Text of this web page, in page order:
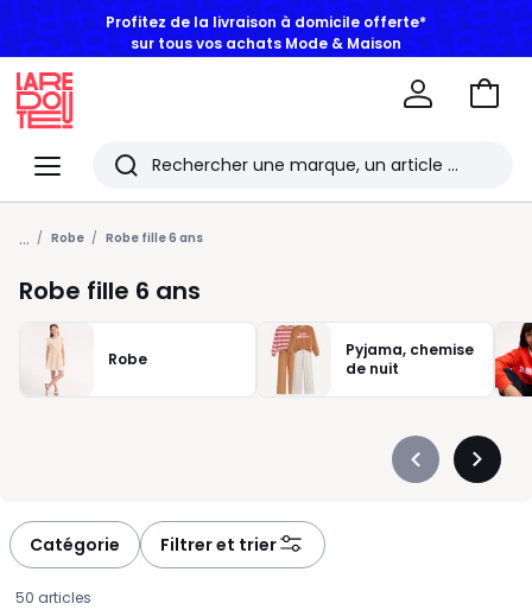
sur tous vos achats Mode & Maison
Menu
Redoute
Rechercher
Les
derniers
articles
consultés
Aller
... Robe Robe fille 6 ans
Robe fille 6 ans
Robe
Pyjama, chemise
de nuit
Précédent
Catégorie Filtrer et trier
50 articles